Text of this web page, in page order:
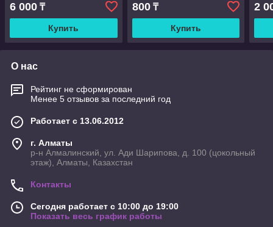
6 000 ₸
Купить
800₸
Купить
2
О нас
Рейтинг не сформирован
Менее 5 отзывов за последний год
Работает с 13.06.2012
г. Алматы
р-н Алмалинский, ул. Ади Шарипова, д. 100 (цокольный
этаж), Алматы, Казахстан
Контакты
Сегодня работает с 10:00 до 19:00
Показать весь график работы